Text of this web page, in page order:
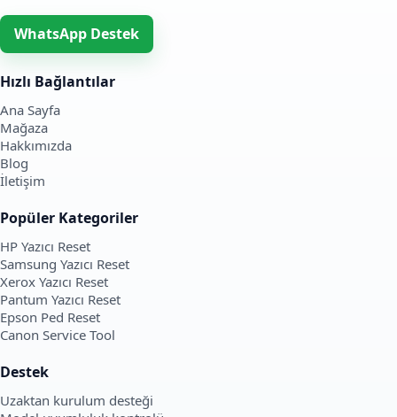
WhatsApp Destek
Hızlı Bağlantılar
Ana Sayfa
Mağaza
Hakkımızda
Blog
İletişim
Popüler Kategoriler
HP Yazıcı Reset
Samsung Yazıcı Reset
Xerox Yazıcı Reset
Pantum Yazıcı Reset
Epson Ped Reset
Canon Service Tool
Destek
Uzaktan kurulum desteği